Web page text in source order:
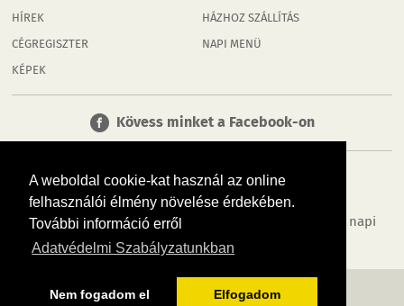
A weboldal cookie-kat használ az online
felhasználói élmény növelése érdekében.
További információ erről
Adatvédelmi Szabályzatunkban
Nem fogadom el Elfogadom
HÍREK
CÉGREGISZTER
KÉPEK
HÁZHOZ SZÁLLÍTÁS
NAPI MENÜ
Kövess minket a Facebook-on
Tudj meg többet városodról! Hírek, programok, képek, napi
menü, cégek…. és minden, ami Dombóvár
MÉDIAAJÁNLÓ ADATVÉDELEM IMPRESSZUM RÓLUNK